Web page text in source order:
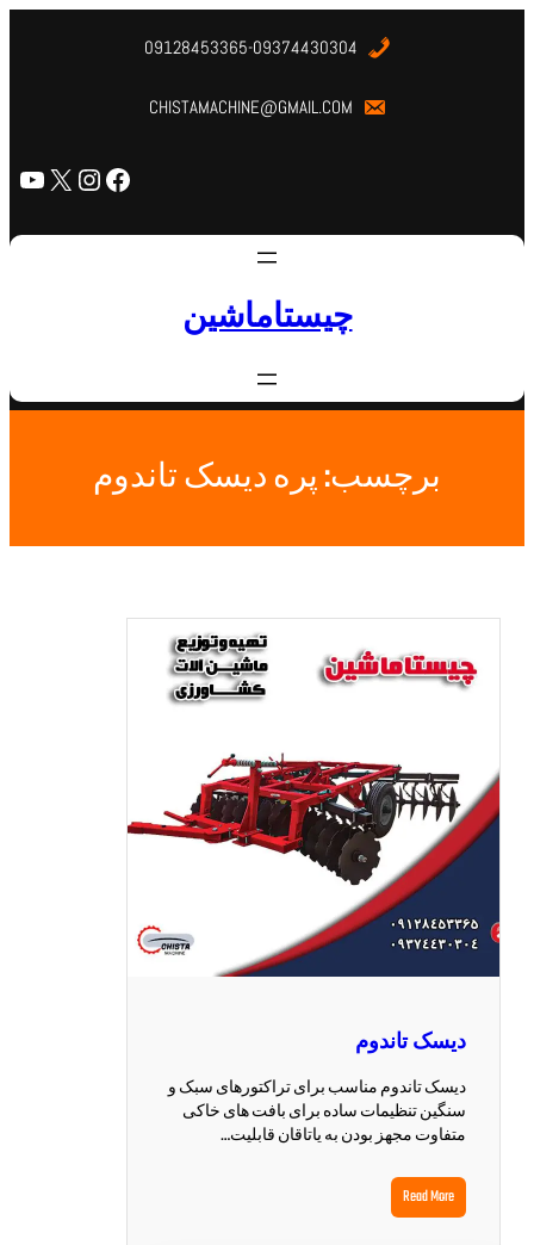
09128453365-09374430304
CHISTAMACHINE@GMAIL.COM
چیستاماشین
برچسب:پره دیسک تاندوم
دیسک تاندوم
دیسک تاندوم مناسب برای تراکتورهای سبک و
سنگین تنظیمات ساده برای بافت های خاکی
متفاوت مجهز بودن به یاتاقان قابلیت…
Read More